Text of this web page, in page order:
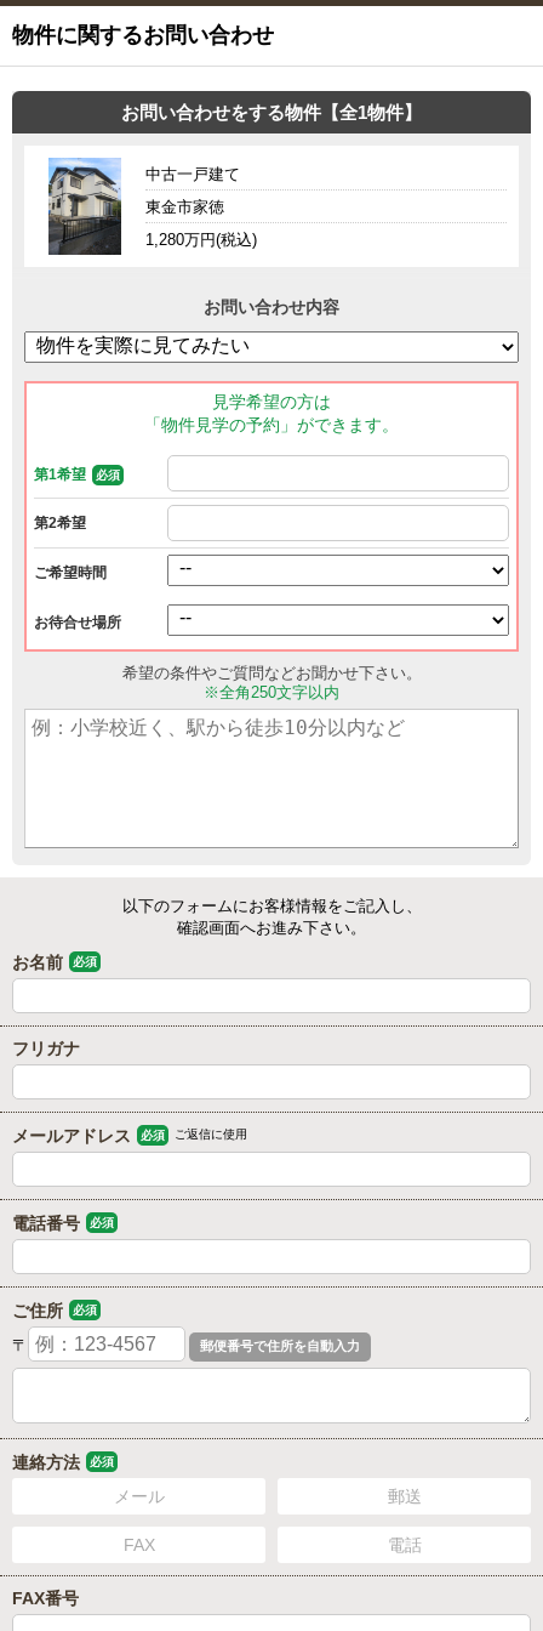
物件に関するお問い合わせ
お問い合わせをする物件【全1物件】
中古一戸建て
東金市家徳
1,280万円(税込)
お問い合わせ内容
見学希望の方は
「物件見学の予約」ができます。
第1希望 必須
第2希望
ご希望時間
お待合せ場所
希望の条件やご質問などお聞かせ下さい。
※全角250文字以内
以下のフォームにお客様情報をご記入し、
確認画面へお進み下さい。
お名前 必須
フリガナ
メールアドレス 必須 ご返信に使用
電話番号 必須
ご住所 必須
〒
連絡方法 必須
メール 郵送
FAX 電話
FAX番号